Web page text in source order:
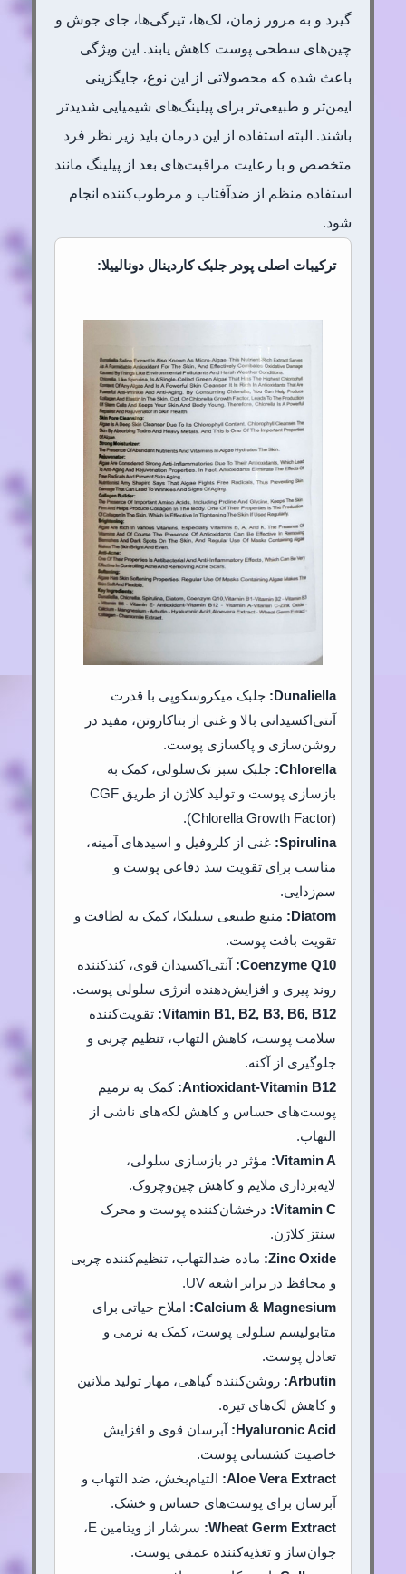
گیرد و به مرور زمان، لک‌ها، تیرگی‌ها، جای جوش و
چین‌های سطحی پوست کاهش یابند. این ویژگی
باعث شده که محصولاتی از این نوع، جایگزینی
ایمن‌تر و طبیعی‌تر برای پیلینگ‌های شیمیایی شدیدتر
باشند. البته استفاده از این درمان باید زیر نظر فرد
متخصص و با رعایت مراقبت‌های بعد از پیلینگ مانند
استفاده منظم از ضدآفتاب و مرطوب‌کننده انجام
شود.
ترکیبات اصلی پودر جلبک کاردینال دونالییلا:
Dunaliella: جلبک میکروسکوپی با قدرت
آنتی‌اکسیدانی بالا و غنی از بتاکاروتن، مفید در
روشن‌سازی و پاکسازی پوست.
Chlorella: جلبک سبز تک‌سلولی، کمک به
بازسازی پوست و تولید کلاژن از طریق CGF
(Chlorella Growth Factor).
Spirulina: غنی از کلروفیل و اسیدهای آمینه،
مناسب برای تقویت سد دفاعی پوست و
سم‌زدایی.
Diatom:
منبع طبیعی سیلیکا، کمک به لطافت و
تقویت بافت پوست.
Coenzyme Q10: آنتی‌اکسیدان قوی، کندکننده
روند پیری و افزایش‌دهنده انرژی سلولی پوست.
Vitamin B1, B2, B3, B6, B12: تقویت‌کننده
سلامت پوست، کاهش التهاب، تنظیم چربی و
جلوگیری از آکنه.
Antioxidant-Vitamin B12: کمک به ترمیم
پوست‌های حساس و کاهش لکه‌های ناشی از
التهاب.
Vitamin A: مؤثر در بازسازی سلولی،
لایه‌برداری ملایم و کاهش چین‌وچروک.
Vitamin C: درخشان‌کننده پوست و محرک
سنتز کلاژن.
Zinc Oxide: ماده ضدالتهاب، تنظیم‌کننده چربی
و محافظ در برابر اشعه UV.
Calcium & Magnesium: املاح حیاتی برای
متابولیسم سلولی پوست، کمک به نرمی و
تعادل پوست.
Arbutin: روشن‌کننده گیاهی، مهار تولید ملانین
و کاهش لک‌های تیره.
Hyaluronic Acid:
آبرسان قوی و افزایش
خاصیت کشسانی پوست.
Aloe Vera Extract: التیام‌بخش، ضد التهاب و
آبرسان برای پوست‌های حساس و خشک.
Wheat Germ Extract:
سرشار از ویتامین E،
جوان‌ساز و تغذیه‌کننده عمقی پوست.